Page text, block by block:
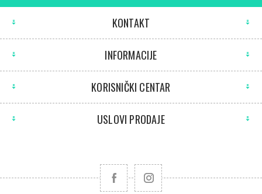
KONTAKT
INFORMACIJE
KORISNIČKI CENTAR
USLOVI PRODAJE